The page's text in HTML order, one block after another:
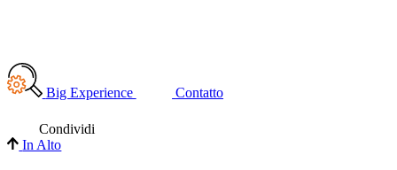
Big Experience Contatto
Condividi
In Alto